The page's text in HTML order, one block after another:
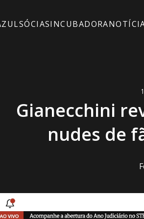
SÓCIASINCUBADORA
Gianecchini
nudes de